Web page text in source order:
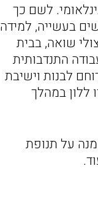
לשם כך
בעשייה, למידה
שואה, בבית
התנדבותית
לבנות וישיבת
ללון במהלך
על תנופת